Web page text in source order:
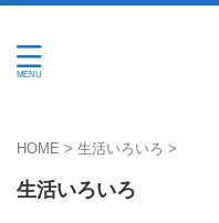
HOME > 生活いろいろ >
生活いろいろ